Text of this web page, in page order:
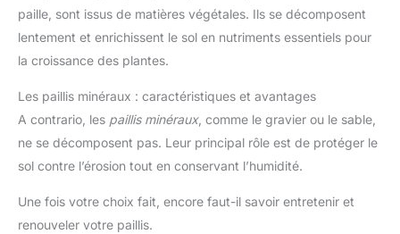
paille, sont issus de matières végétales. Ils se décomposent
lentement et enrichissent le sol en nutriments essentiels pour
la croissance des plantes.
Les paillis minéraux : caractéristiques et avantages
A contrario, les paillis minéraux, comme le gravier ou le sable,
ne se décomposent pas. Leur principal rôle est de protéger le
sol contre l’érosion tout en conservant l’humidité.
Une fois votre choix fait, encore faut-il savoir entretenir et
renouveler votre paillis.